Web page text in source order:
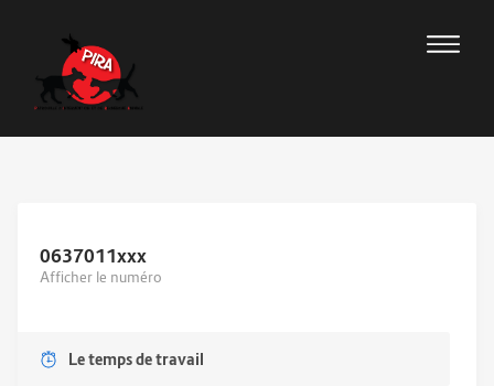
0637011xxx
Afficher le numéro
Le temps de travail